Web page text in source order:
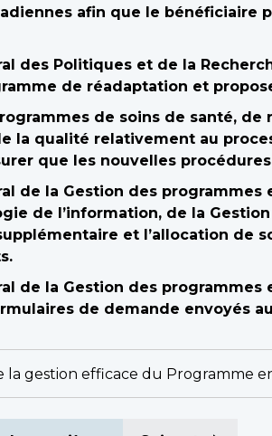
afin que le bénéficiaire
des Politiques et de la
de réadaptation et
de soins de santé,
la qualité relativement au
que les nouvelles
de la Gestion des
de l’information, de la
et l’allocation de
de la Gestion des
de demande envoyés
la gestion efficace du